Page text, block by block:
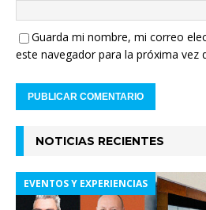
Guarda mi nombre, mi correo
este navegador para la próxima vez
NOTICIAS RECIENTES
EVENTOS Y EXPERIENCIAS